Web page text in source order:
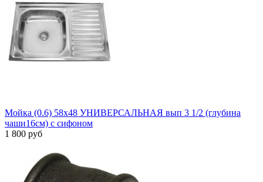
Мойка (0.6) 58х48 УНИВЕРСАЛЬНАЯ вып 3 1/2 (глубина
чаши16см) с сифоном
1 800 руб